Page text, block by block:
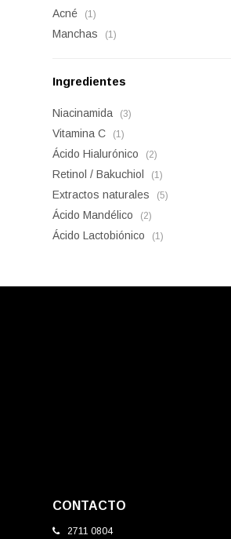
Acné (1)
Manchas (1)
Ingredientes
Niacinamida (3)
Vitamina C (1)
Ácido Hialurónico (2)
Retinol / Bakuchiol (1)
Extractos naturales (5)
Ácido Mandélico (2)
Ácido Lactobiónico (1)
CONTACTO
2711 0804